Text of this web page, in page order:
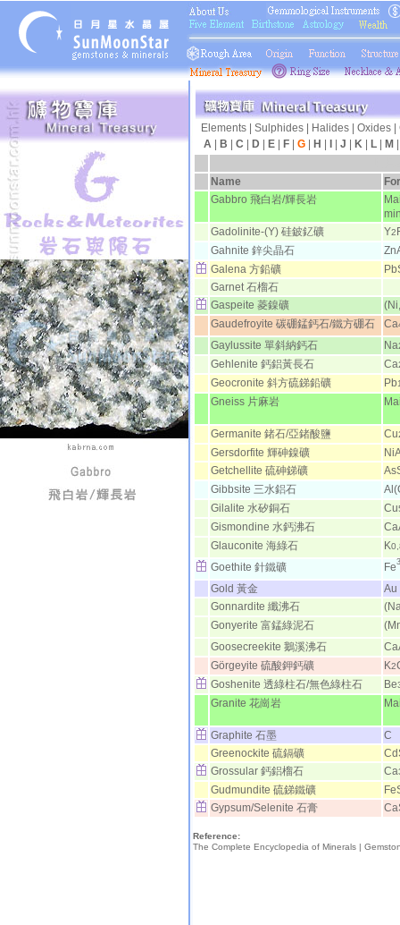
Elements Sulphides Halides Oxides
A
B C D E F G H J K L M
Name
Gabbro 飛白岩/輝長岩
Gadolinite-(Y) 硅鈹釔礦
Y2
Gahnite 鋅尖晶石
Galena 方鉛礦
Garnet 石榴石
Gaspeite 菱鎳礦
Gaudefroyite 碳硼錳鈣石/鐵方硼石
Ca
Gaylussite 單斜納鈣石 Na
Gehlenite 鈣鋁黃長石 Ca
Geocronite 斜方硫銻鉛礦 Pb
Gneiss 片麻岩
Germanite 鍺石/亞鍺酸鹽 Cu
Gersdorfite 輝砷鎳礦
Getchellite 硫砷銻礦
Gibbsite 三水鋁石
Gilalite 水矽銅石
Cu
Gismondine 水鈣沸石
Glauconite 海綠石
K
Goethite 針鐵礦 Fe
Gold 黃金
Au
Gonnardite 纖沸石
Gonyerite 富錳綠泥石
Goosecreekite 鵝溪沸石
Görgeyite 硫酸鉀鈣礦
K2
Goshenite 透綠柱石/無色綠柱石
Be
Granite 花崗岩
Graphite 石墨
C
Greenockite 硫鎘礦
Grossular 鈣鋁榴石
Ca
Gudmundite 硫銻鐵礦
Gypsum/Selenite 石膏
Reference:
The Complete Encyclopedia of Minerals |